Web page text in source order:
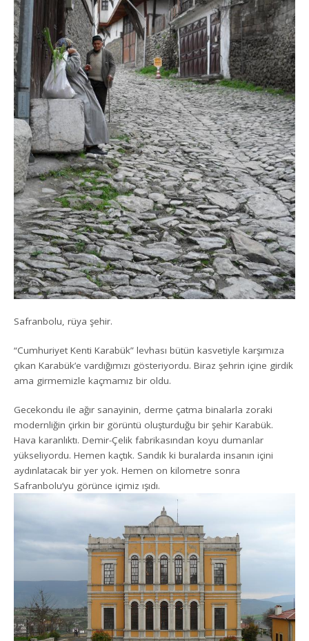
Safranbolu, rüya şehir.
“Cumhuriyet Kenti Karabük” levhası bütün kasvetiyle karşımıza
çıkan Karabük’e vardığımızı gösteriyordu. Biraz şehrin içine girdik
ama girmemizle kaçmamız bir oldu.
Gecekondu ile ağır sanayinin, derme çatma binalarla zoraki
modernliğin çirkin bir görüntü oluşturduğu bir şehir Karabük.
Hava karanlıktı. Demir-Çelik fabrikasından koyu dumanlar
yükseliyordu. Hemen kaçtık. Sandık ki buralarda insanın içini
aydınlatacak bir yer yok. Hemen on kilometre sonra
Safranbolu’yu görünce içimiz ışıdı.